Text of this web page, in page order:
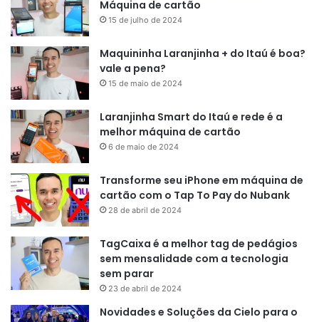
Máquina de cartão
15 de julho de 2024
Maquininha Laranjinha + do Itaú é boa?
vale a pena?
15 de maio de 2024
Laranjinha Smart do Itaú e rede é a
melhor máquina de cartão
6 de maio de 2024
Transforme seu iPhone em máquina de
cartão com o Tap To Pay do Nubank
28 de abril de 2024
TagCaixa é a melhor tag de pedágios
sem mensalidade com a tecnologia
sem parar
23 de abril de 2024
Novidades e Soluções da Cielo para o